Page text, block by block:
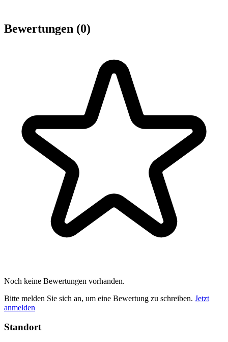
Bewertungen (0)
Noch keine Bewertungen vorhanden.
Bitte melden Sie sich an, um eine Bewertung zu schreiben. Jetzt
anmelden
Standort